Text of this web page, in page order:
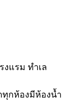
งแรม ทำเล
ทุกห้องมีห้องน้ำ